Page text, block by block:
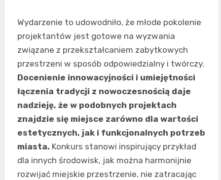
Wydarzenie to udowodniło, że młode pokolenie
projektantów jest gotowe na wyzwania
związane z przekształcaniem zabytkowych
przestrzeni w sposób odpowiedzialny i twórczy.
Docenienie innowacyjności i umiejętności
łączenia tradycji z nowoczesnością daje
nadzieję, że w podobnych projektach
znajdzie się miejsce zarówno dla wartości
estetycznych, jak i funkcjonalnych potrzeb
miasta. Konkurs stanowi inspirujący przykład
dla innych środowisk, jak można harmonijnie
rozwijać miejskie przestrzenie, nie zatracając